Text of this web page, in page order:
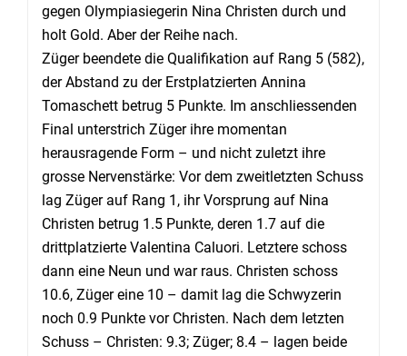
gegen Olympiasiegerin Nina Christen durch und
holt Gold. Aber der Reihe nach.
Züger beendete die Qualifikation auf Rang 5 (582),
der Abstand zu der Erstplatzierten Annina
Tomaschett betrug 5 Punkte. Im anschliessenden
Final unterstrich Züger ihre momentan
herausragende Form – und nicht zuletzt ihre
grosse Nervenstärke: Vor dem zweitletzten Schuss
lag Züger auf Rang 1, ihr Vorsprung auf Nina
Christen betrug 1.5 Punkte, deren 1.7 auf die
drittplatzierte Valentina Caluori. Letztere schoss
dann eine Neun und war raus. Christen schoss
10.6, Züger eine 10 – damit lag die Schwyzerin
noch 0.9 Punkte vor Christen. Nach dem letzten
Schuss – Christen: 9.3; Züger; 8.4 – lagen beide